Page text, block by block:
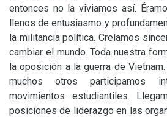
entonces no la viviamos así.
llenos de entusiasmo y
la militancia política. Creíamos
cambiar el mundo. Toda nuestra
la oposición a la guerra de
muchos otros participamos
movimientos estudiantiles.
posiciones de liderazgo en las